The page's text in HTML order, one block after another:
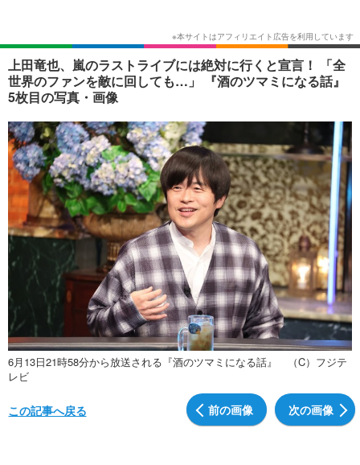
ショッピング その他
上田竜也、嵐のラストライブには絶対に行くと宣言！ 「全
世界のファンを敵に回しても…」 『酒のツマミになる話』
5枚目の写真・画像
6月13日21時58分から放送される『酒のツマミになる話』 （C）フジテ
レビ
前の画像 次の画像
この記事へ戻る